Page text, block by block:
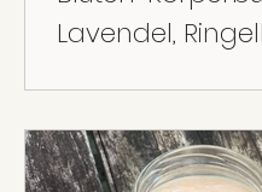
Lavendel,
leicht gemacht: Die
Lavendel, Rose und